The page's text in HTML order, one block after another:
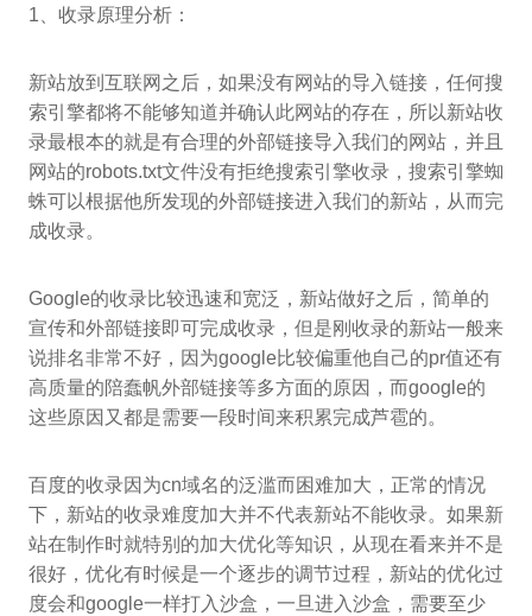
1、收录原理分析：
新站放到互联网之后，如果没有网站的导入链接，任何搜
索引擎都将不能够知道并确认此网站的存在，所以新站收
录最根本的就是有合理的外部链接导入我们的网站，并且
网站的robots.txt文件没有拒绝搜索引擎收录，搜索引擎蜘
蛛可以根据他所发现的外部链接进入我们的新站，从而完
成收录。
Google的收录比较迅速和宽泛，新站做好之后，简单的
宣传和外部链接即可完成收录，但是刚收录的新站一般来
说排名非常不好，因为google比较偏重他自己的pr值还有
高质量的陪蠢帆外部链接等多方面的原因，而google的
这些原因又都是需要一段时间来积累完成芦雹的。
百度的收录因为cn域名的泛滥而困难加大，正常的情况
下，新站的收录难度加大并不代表新站不能收录。如果新
站在制作时就特别的加大优化等知识，从现在看来并不是
很好，优化有时候是一个逐步的调节过程，新站的优化过
度会和google一样打入沙盒，一旦进入沙盒，需要至少